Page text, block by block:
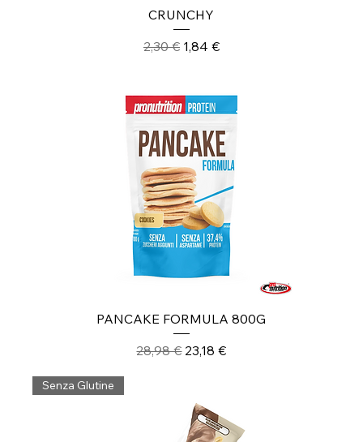
CRUNCHY
Prezzo regolare
2,30 € Prezzo scontato
1,84 €
PANCAKE FORMULA 800G
Prezzo regolare
28,98 € Prezzo scontato
23,18 €
Senza Glutine